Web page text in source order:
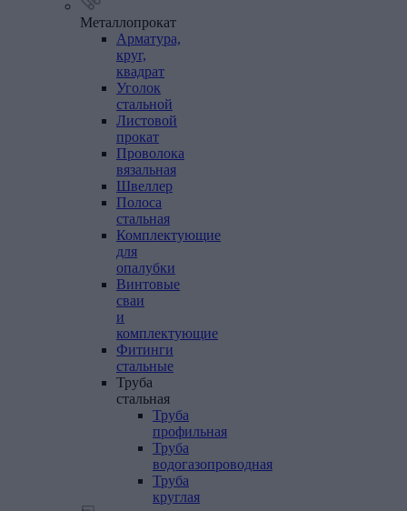
Металлопрокат
Арматура,
круг,
квадрат
Уголок
стальной
Листовой
прокат
Проволока
вязальная
Швеллер
Полоса
стальная
Комплектующие
для
опалубки
Винтовые
сваи
и
комплектующие
Фитинги
стальные
Труба
стальная
Труба
профильная
Труба
водогазопроводная
Труба
круглая